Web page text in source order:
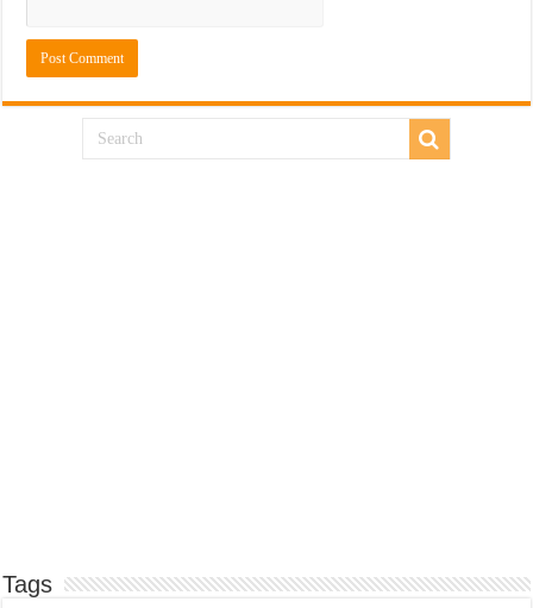
Tags